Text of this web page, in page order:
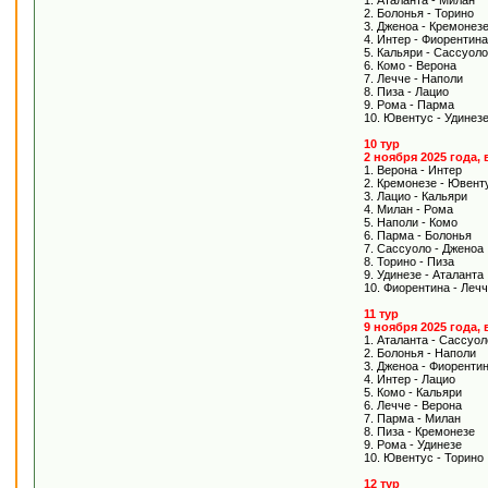
2. Болонья - Торино
3. Дженоа - Кремонезе
4. Интер - Фиорентина
5. Кальяри - Сассуоло
6. Комо - Верона
7. Лечче - Наполи
8. Пиза - Лацио
9. Рома - Парма
10. Ювентус - Удинезе
10 тур
2 ноября 2025 года,
1. Верона - Интер
2. Кремонезе -
3. Лацио - Кальяри
4. Милан - Рома
5. Наполи - Комо
6. Парма - Болонья
7. Сассуоло - Дженоа
8. Торино - Пиза
9. Удинезе - Аталанта
10. Фиорентина -
11 тур
9 ноября 2025 года,
1. Аталанта -
2. Болонья - Наполи
3. Дженоа -
4. Интер - Лацио
5. Комо - Кальяри
6. Лечче - Верона
7. Парма - Милан
8. Пиза - Кремонезе
9. Рома - Удинезе
10. Ювентус - Торино
12 тур